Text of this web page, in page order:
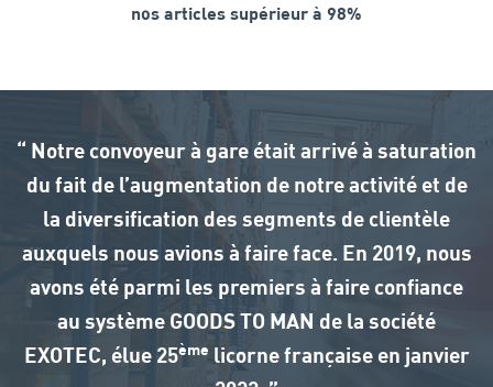
nos articles supérieur à 98%
“ Notre convoyeur à gare était arrivé à saturation
du fait de l’augmentation de notre activité et de
la diversification des segments de clientèle
auxquels nous avions à faire face. En 2019, nous
avons été parmi les premiers à faire confiance
au système GOODS TO MAN de la société
EXOTEC, élue 25ème licorne française en janvier